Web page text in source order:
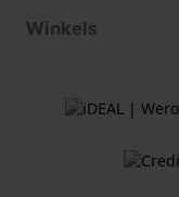
Winkels